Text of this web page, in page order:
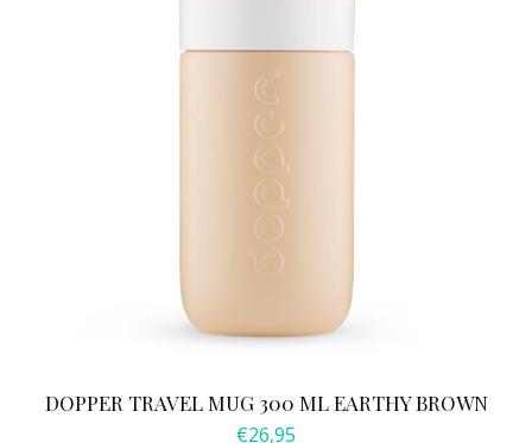
DOPPER TRAVEL MUG 300 ML EARTHY BROWN
€26,95